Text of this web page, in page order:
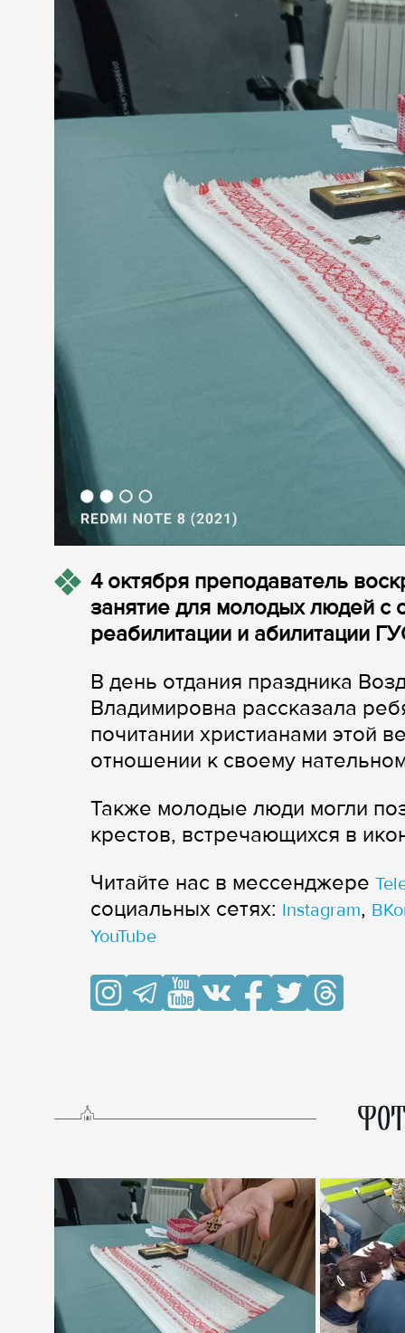
4 октября преподаватель
занятие для молодых людей с
реабилитации и абилитации
В день отдания праздника
Владимировна рассказала
почитании христианами этой
отношении к своему
Также молодые люди могли
крестов, встречающихся в
Читайте нас в мессенджере
cоциальных сетях: Instagram,
YouTube